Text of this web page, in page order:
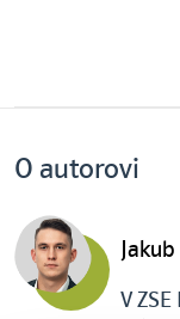
O autorovi
V